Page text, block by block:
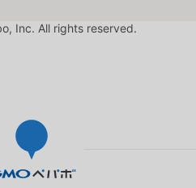
Inc. All rights reserved.